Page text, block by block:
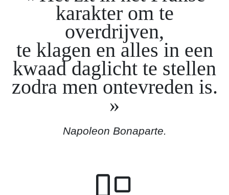
karakter om te
overdrijven,
te klagen en alles in een
kwaad daglicht te stellen
zodra men ontevreden is.
Napoleon Bonaparte.